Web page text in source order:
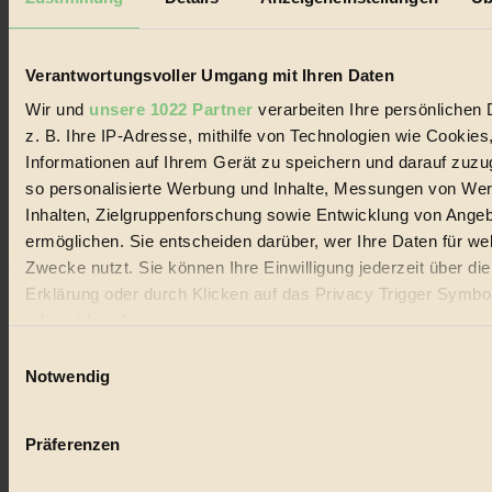
Verantwortungsvoller Umgang mit Ihren Daten
Wir und unsere 1022 Partner verarbeiten Ihre persönlichen
z. B. Ihre IP-Adresse, mithilfe von Technologien wie
Informationen auf Ihrem Gerät zu speichern und darauf
so personalisierte Werbung und Inhalte, Messungen von
Inhalten, Zielgruppenforschung sowie Entwicklung von
ermöglichen. Sie entscheiden darüber, wer Ihre Daten für
Zwecke nutzt. Sie können Ihre Einwilligung jederzeit über
Erklärung oder durch Klicken auf das Privacy Trigger
Wenn Sie es erlauben, würden wir auch gerne:
Ihr Gerät durch aktives Scannen nach bestimmten
Notwendig
Präferenzen
Biorama steht für einen nachhaltigen Lebensstil und bewussten
Lebenswandel. Es ist eine moderne Plattform für Ideen, Menschen
Handels mit Bioprodukten, des Fair-Trade sowie der Branche
alternativer Energien.
Social Media
22.601 Fans auf Facebook
3.415 Follower auf Twitter
Folge uns auf Instagram
Themen
Bio
Vegan